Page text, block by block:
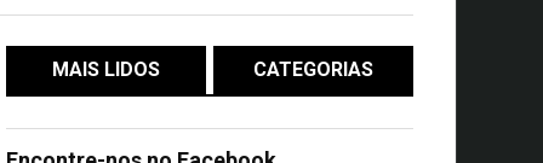
MAIS LIDOS CATEGORIAS